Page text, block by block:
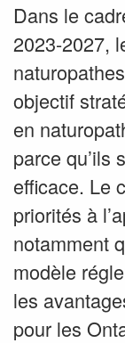
Dans le
2023-2027,
objectif
en
parce qu’ils
efficace. Le
priorités à
notamment
modèle
les
pour les